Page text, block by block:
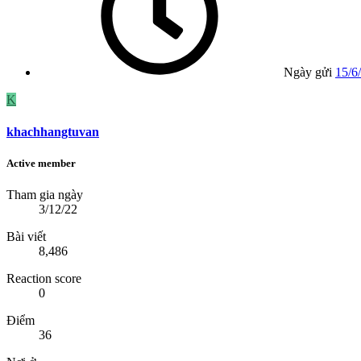
Ngày gửi 15/
K
khachhangtuvan
Active member
Tham gia ngày
3/12/22
Bài viết
8,486
Reaction score
0
Điểm
36